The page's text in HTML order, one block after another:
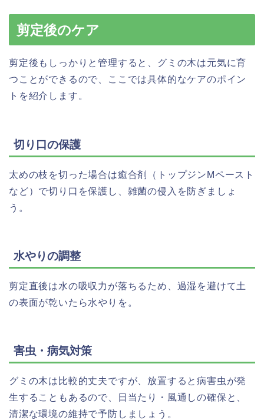
剪定後のケア
剪定後もしっかりと管理すると、グミの木は元気に育
つことができるので、ここでは具体的なケアのポイン
トを紹介します。
切り口の保護
太めの枝を切った場合は癒合剤（トップジンMペースト
など）で切り口を保護し、雑菌の侵入を防ぎましょ
う。
水やりの調整
剪定直後は水の吸収力が落ちるため、過湿を避けて土
の表面が乾いたら水やりを。
害虫・病気対策
グミの木は比較的丈夫ですが、放置すると病害虫が発
生することもあるので、日当たり・風通しの確保と、
清潔な環境の維持で予防しましょう。